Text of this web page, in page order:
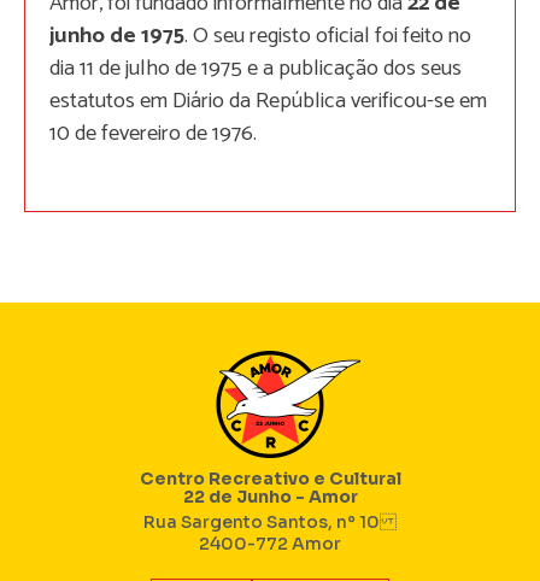
junho de 1975. O seu registo oficial foi feito no
dia 11 de julho de 1975 e a publicação dos seus
estatutos em Diário da República verificou-se em
10 de fevereiro de 1976.
Centro Recreativo e Cultural
22 de Junho - Amor
Rua Sargento Santos, nº 10
2400-772 Amor